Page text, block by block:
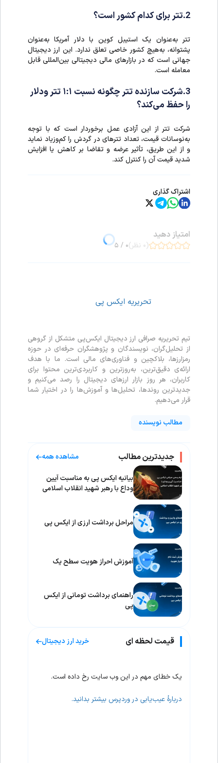
2.تتر برای کدام کشور است؟
تتر به‌عنوان یک استیبل کوین با دلار آمریکا به‌عنوان
پشتوانه، به‌هیچ کشور خاصی تعلق ندارد. این ارز دیجیتال
جهانی است که در بازارهای مالی دیجیتالی بین‌المللی قابل
معامله است.
3.شرکت سازنده تتر چگونه نسبت ۱:۱ تتر ودلار
را حفظ می‌کند؟
شرکت تتر از این آزادی عمل برخوردار است که با توجه
به‌نوسانات قیمت، تعداد تترهای در گردش را کم‌وزیاد نماید
و از این طریق، تأثیر عرضه و تقاضا بر کاهش یا افزایش
شدید قیمت آن را کنترل کند.
اشتراک گذاری
امتیاز دهید
(۰ نظر) ۰ / ۵
تحریریه ایکس پی
تیم تحریریه صرافی ارز دیجیتال ایکس‌پی متشکل از گروهی
از تحلیل‌گران، نویسندگان و پژوهشگران حرفه‌ای در حوزه
رمزارزها، بلاکچین و فناوری‌های مالی است. ما با هدف
ارائه‌ی دقیق‌ترین، به‌روزترین و کاربردی‌ترین محتوا برای
کاربران، هر روز بازار ارزهای دیجیتال را رصد می‌کنیم و
جدیدترین روندها، تحلیل‌ها و آموزش‌ها را در اختیار شما
قرار می‌دهیم.
مطالب نویسنده
جدیدترین مطالب مشاهده همه
بیانیه ایکس پی به مناسبت آیین
وداع با رهبر شهید انقلاب اسلامی
مراحل برداشت ارزی از ایکس پی
آموزش احراز هویت سطح یک
راهنمای برداشت تومانی از ایکس
پی
قیمت لحظه ای خرید ارز دیجیتال
یک خطای مهم در این وب سایت رخ داده است.
دربارهٔ عیب‌یابی در وردپرس بیشتر بدانید.